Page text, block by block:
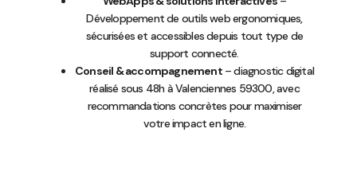
Développement de outils web ergonomiques,
sécurisées et accessibles depuis tout type de
support connecté.
Conseil & accompagnement– diagnostic digital
réalisé sous 48h à Valenciennes 59300, avec
recommandations concrètes pour maximiser
votre impact en ligne.